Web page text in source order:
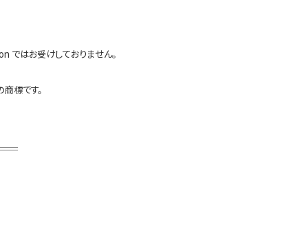
ではお受けしておりません。
標です。